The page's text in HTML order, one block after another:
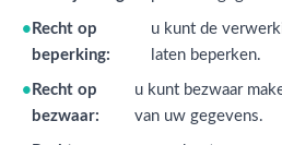
Recht op
beperking:
u kunt de
laten beperken.
Recht op
bezwaar:
u kunt bezwaar
van uw gegevens.